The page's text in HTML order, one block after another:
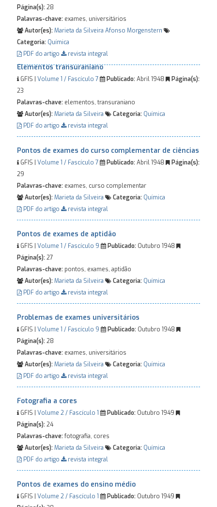
Página(s):28
Palavras-chave: exames, universitários
Autor(es):Marieta da Silveira Afonso Morgenstern
Categoria: Química
PDF do artigo
revista integral
Elementos transuraniano
GFIS | Volume 1 / Fascículo 7 Publicado:Abril 1948
Página(s):
23
Palavras-chave: elementos, transuraniano
Autor(es):Marieta da Silveira Categoria: Química
PDF do artigo
revista integral
Pontos de exames do curso complementar de ciências
GFIS | Volume 1 / Fascículo 7 Publicado:Abril 1948
Página(s):
29
Palavras-chave: exames, curso complementar
Autor(es):Marieta da Silveira Categoria: Química
PDF do artigo
revista integral
Pontos de exames de aptidão
GFIS | Volume 1 / Fascículo 9 Publicado: Outubro 1948
Página(s):27
Palavras-chave: pontos, exames, aptidão
Autor(es):Marieta da Silveira Categoria: Química
PDF do artigo
revista integral
Problemas de exames universitários
GFIS | Volume 1 / Fascículo 9 Publicado: Outubro 1948
Página(s):28
Palavras-chave: exames, universitários
Autor(es):Marieta da Silveira Categoria: Química
PDF do artigo
revista integral
Fotografia a cores
GFIS | Volume 2 / Fascículo 1 Publicado: Outubro 1949
Página(s):24
Palavras-chave:fotografia, cores
Autor(es):Marieta da Silveira Categoria: Química
PDF do artigo
revista integral
Pontos de exames do ensino médio
GFIS | Volume 2 / Fascículo 1 Publicado: Outubro 1949